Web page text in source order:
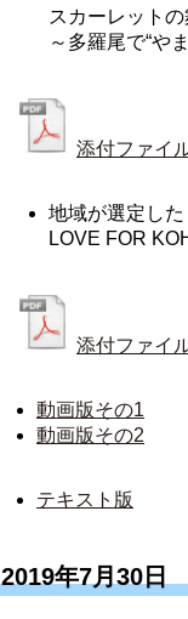
スカーレット
～多羅尾で“や
添付ファイ
地域が選定し
LOVE FOR
添付ファイ
動画版その1
動画版その2
テキスト版
2019年7月30日